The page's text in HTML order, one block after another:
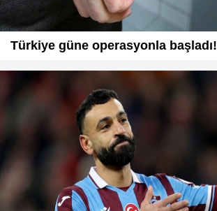
Türkiye güne operasyonla başladı!